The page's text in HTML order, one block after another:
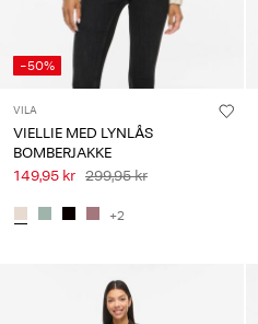
-50%
VILA
VIELLIE MED LYNLÅS
BOMBERJAKKE
149,95 kr 299,95 kr
+2